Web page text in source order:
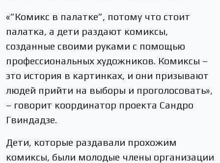
«”Комикс в палатке”, потому что стоит
палатка, а дети раздают комиксы,
созданные своими руками с помощью
профессиональных художников. Комиксы –
это история в картинках, и они призывают
людей прийти на выборы и проголосовать»,
– говорит координатор проекта Сандро
Гвиндадзе.
Дети, которые раздавали прохожим
комиксы, были молодые члены организации